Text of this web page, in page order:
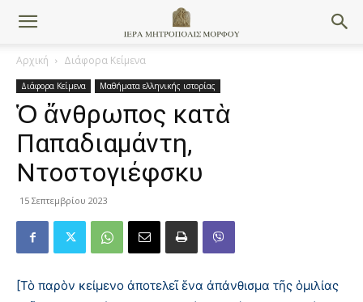
Αρχική Διάφορα Κείμενα
Διάφορα Κείμενα Μαθήματα ελληνικής ιστορίας
Ὁ ἄνθρωπος κατὰ
Παπαδιαμάντη,
Ντοστογιέφσκυ
15 Σεπτεμβρίου 2023
[Τὸ παρὸν κείμενο ἀποτελεῖ ἕνα ἀπάνθισμα τῆς ὁμιλίας